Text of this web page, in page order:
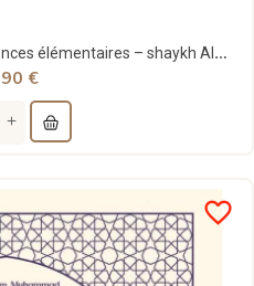
La guidance salutaire des 3 sciences élémentaires – shaykh Al-‘Usaymi - Sentier du salut
€
favorite_border